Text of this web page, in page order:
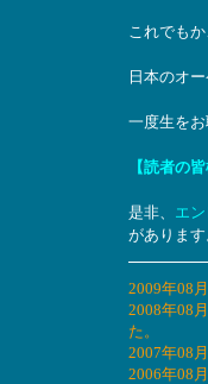
これでも
日本のオ
一度生をお
【読者の
是非、 エ
があります
2009年08
2008年08
た。
2007年08
2006年08